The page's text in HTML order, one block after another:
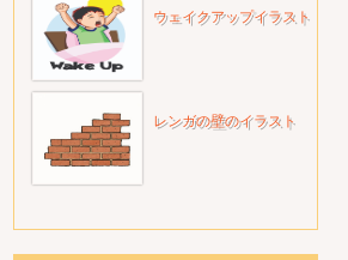
ウェイクアップイラスト
レンガの壁のイラスト